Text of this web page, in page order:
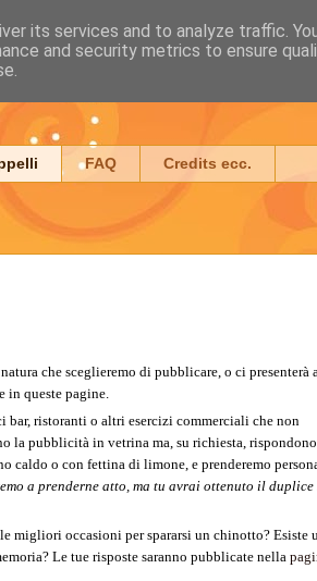
da un altro
FAQ Credits ecc.
che sceglieremo di pubblicare, o ci presenterà
in queste pagine.
bar, ristoranti o altri esercizi commerciali che non
la pubblicità in vetrina ma, su richiesta,
caldo o con fettina di limone, e prenderemo
a prenderne atto, ma tu avrai ottenuto il duplice
migliori occasioni per spararsi un chinotto? Esiste
Le tue risposte saranno pubblicate nella
its services and to analyze traffic.
and security metrics to ensure